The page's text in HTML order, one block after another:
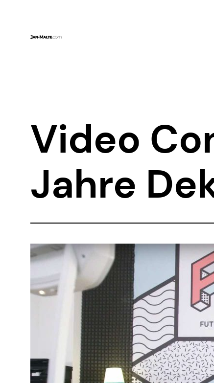
springen
Video
Jahre